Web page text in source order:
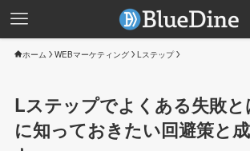
ホーム WEBマーケティング Lステップ
Lステップでよくある失敗と
に知っておきたい回避策と